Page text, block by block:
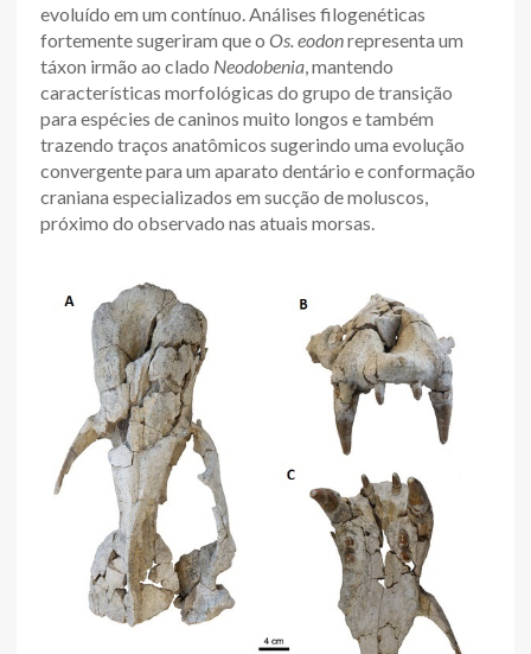
evoluído em um contínuo. Análises filogenéticas
fortemente sugeriram que o Os. eodonrepresenta um
táxon irmão ao clado Neodobenia , mantendo
características morfológicas do grupo de transição
para espécies de caninos muito longos e também
trazendo traços anatômicos sugerindo uma evolução
convergente para um aparato dentário e conformação
craniana especializados em sucção de moluscos,
próximo do observado nas atuais morsas.